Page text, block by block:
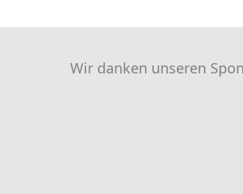
Wir danken unseren